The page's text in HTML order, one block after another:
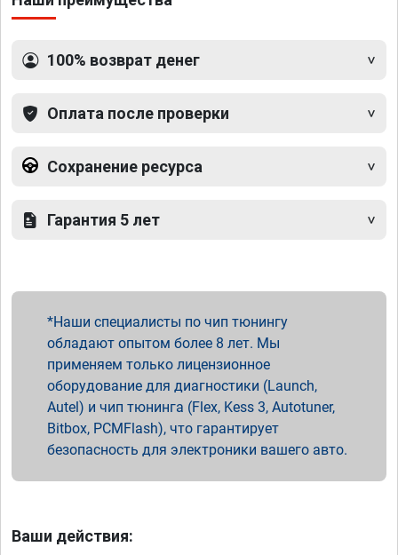
100% возврат денег
Оплата после проверки
Сохранение ресурса
Гарантия 5 лет
Наши специалисты по чип тюнингу
обладают опытом более 8 лет. Мы
применяем только лицензионное
оборудование для диагностики (Launch,
Autel) и чип тюнинга (Flex, Kess 3, Autotuner,
Bitbox, PCMFlash), что гарантирует
безопасность для электроники вашего авто.
Ваши действия: